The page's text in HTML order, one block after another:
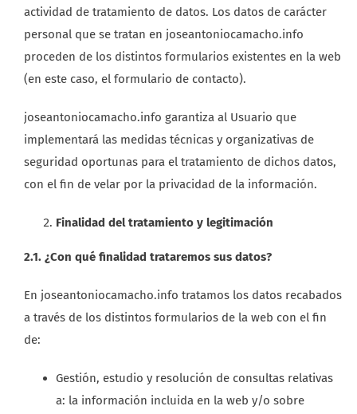
actividad de tratamiento de datos. Los datos de carácter
personal que se tratan en joseantoniocamacho.info
proceden de los distintos formularios existentes en la web
(en este caso, el formulario de contacto).
joseantoniocamacho.info garantiza al Usuario que
implementará las medidas técnicas y organizativas de
seguridad oportunas para el tratamiento de dichos datos,
con el fin de velar por la privacidad de la información.
Finalidad del tratamiento y legitimación
2.1. ¿Con qué finalidad trataremos sus datos?
En joseantoniocamacho.info tratamos los datos recabados
a través de los distintos formularios de la web con el fin
de:
Gestión, estudio y resolución de consultas relativas
a: la información incluida en la web y/o sobre